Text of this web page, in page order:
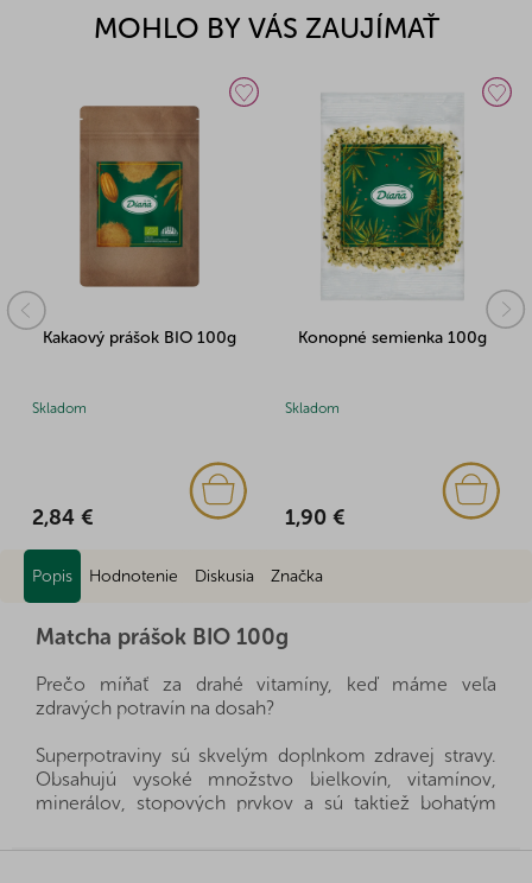
MOHLO BY VÁS ZAUJÍMAŤ
Kakaový prášok BIO 100g
Skladom
2,84 €
Konopné semienka 100g
Skladom
1,90 €
Popis Hodnotenie Diskusia Značka
Matcha prášok BIO 100g
Prečo míňať za drahé vitamíny, keď máme veľa
zdravých potravín na dosah?
Superpotraviny sú skvelým doplnkom zdravej stravy.
Obsahujú vysoké množstvo bielkovín, vitamínov,
minerálov, stopových prvkov a sú taktiež bohatým
kvalite, teda vypestované ekologicky a šetrne voči